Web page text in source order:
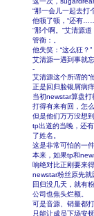
“那一会儿一起去打
他顿了顿，“还有
“那个啊。”艾清源
管衡：。
他失笑：“这么狂？”
艾清源一遇到事就
-
艾清源这个所谓的“
正是回归脸银屑病
当初newstar算盘
打得有来有回，怎
但是他们万万没想
tp出道的当晚，还
了姓名。
这是非常可怕的一
本来，如果tp和
响绝对比正刚要来
newstar粉丝原先就
回归没几天，就有
公司也焦头烂额。
可是音源、销量都
只能让成员下场安